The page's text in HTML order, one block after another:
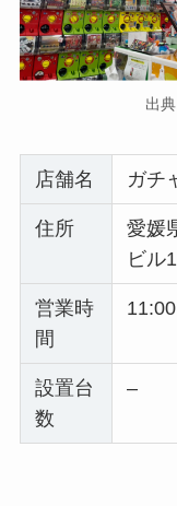
出典
店舗名 ガチ
住所
愛媛
ビル
営業時
間
設置台
数
–